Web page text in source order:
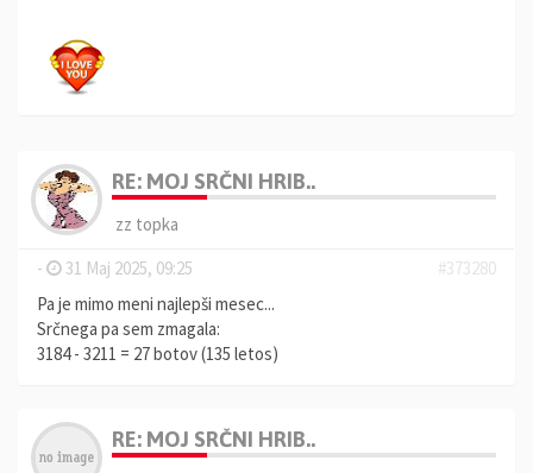
RE: MOJ SRČNI HRIB..
zz topka
-
31 Maj 2025, 09:25
#373280
Pa je mimo meni najlepši mesec...
Srčnega pa sem zmagala:
3184 - 3211 = 27 botov (135 letos)
RE: MOJ SRČNI HRIB..